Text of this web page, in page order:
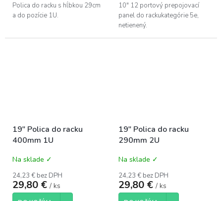
Polica do racku s hĺbkou 29cm
a do pozície 1U.
10" 12 portový prepojovací
panel do rackukategórie 5e,
netienený.
19" Polica do racku
400mm 1U
Na sklade ✓
24,23 € bez DPH
29,80 € / ks
19" Polica do racku
290mm 2U
Na sklade ✓
24,23 € bez DPH
29,80 € / ks